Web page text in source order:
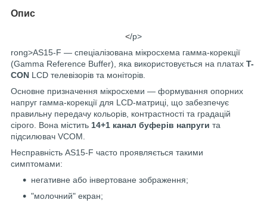
Опис
</p>
rong>AS15-F — спеціалізована мікросхема гамма-корекції
(Gamma Reference Buffer), яка використовується на платах T-
CON LCD телевізорів та моніторів.
Основне призначення мікросхеми — формування опорних
напруг гамма-корекції для LCD-матриці, що забезпечує
правильну передачу кольорів, контрастності та градацій
сірого. Вона містить 14+1 канал буферів напруги та
підсилювач VCOM.
Несправність AS15-F часто проявляється такими
симптомами:
негативне або інвертоване зображення;
"молочний" екран;